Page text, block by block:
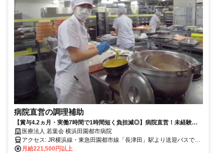
病院直営の調理補助
【賞与4.2ヵ月・実働7時間で1時間短く負担減◎】病院直営！未経験か
らスタートしたスタッフ多数活躍中！20～50代活躍中★病院の直接雇用
なので転勤もなく安心して働くことが出来ます！
医療法人 若葉会 横浜田園都市病院
アクセス: JR横浜線・東急田園都市線「長津田」駅より送迎バスで3
分 ※送迎バスは職員の勤務時間に合わせて運行しています 「長津
月給221,500円以上